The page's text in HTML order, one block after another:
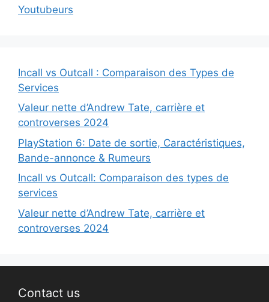
Youtubeurs
Incall vs Outcall : Comparaison des Types de
Services
Valeur nette d’Andrew Tate, carrière et
controverses 2024
PlayStation 6: Date de sortie, Caractéristiques,
Bande-annonce & Rumeurs
Incall vs Outcall: Comparaison des types de
services
Valeur nette d’Andrew Tate, carrière et
controverses 2024
Contact us